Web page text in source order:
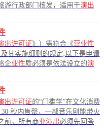
游行政部门核发，适用于演出
出许可证》）需符合《营业性
其实施细则的规定,以下是申请
企业性质必须是依法设立的演
出许可证的“门槛学”在文化消费
30 秒内售罄，一部音乐剧能带火
前，所有商业演出必须先回答